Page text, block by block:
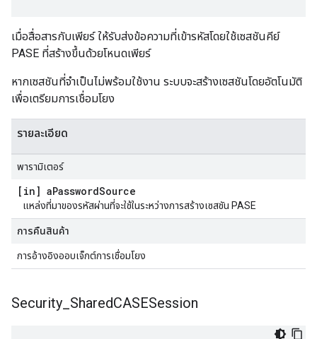
เมื่อสื่อสารกับเพียร์ ให้รับส่งข้อความที่เข้ารหัสโดยใช้เซสชันคีย์
PASE ที่สร้างขึ้นด้วยโหนดเพียร์
หากเซสชันที่จำเป็นไม่พร้อมใช้งาน ระบบจะสร้างเซสชันโดยอัตโนมัติ
เพื่อเตรียมการเชื่อมโยง
รายละเอียด
พารามิเตอร์
[in] aPasswordSource
แหล่งที่มาของรหัสผ่านที่จะใช้ในระหว่างการสร้างเซสชัน PASE
การคืนสินค้า
การอ้างอิงออบเจ็กต์การเชื่อมโยง
Security SharedCASESession